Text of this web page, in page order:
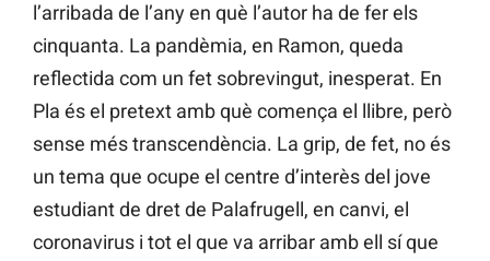
l’arribada de l’any en què l’autor ha de fer els
cinquanta. La pandèmia, en Ramon, queda
reflectida com un fet sobrevingut, inesperat. En
Pla és el pretext amb què comença el llibre, però
sense més transcendència. La grip, de fet, no és
un tema que ocupe el centre d’interès del jove
estudiant de dret de Palafrugell, en canvi, el
coronavirus i tot el que va arribar amb ell sí que